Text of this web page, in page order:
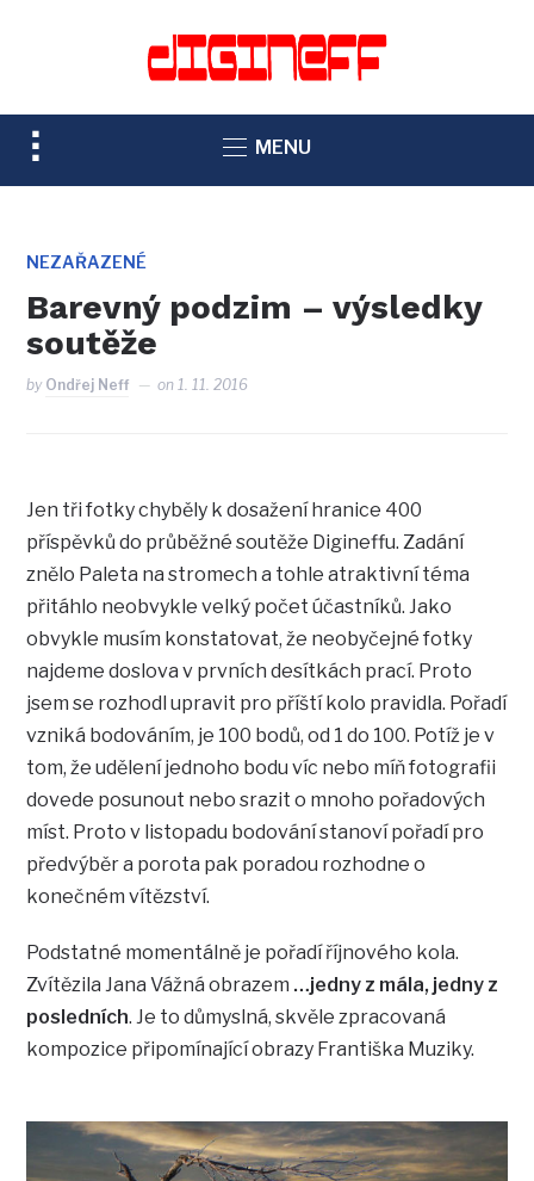
TOGGLE
SIDEBAR
NAVIGATION
MENU
NEZAŘAZENÉ
Barevný podzim – výsledky
soutěže
by Ondřej Neff on1. 11. 2016
Jen tři fotky chyběly k dosažení hranice 400
příspěvků do průběžné soutěže Digineffu. Zadání
znělo Paleta na stromech a tohle atraktivní téma
přitáhlo neobvykle velký počet účastníků. Jako
obvykle musím konstatovat, že neobyčejné fotky
najdeme doslova v prvních desítkách prací. Proto
jsem se rozhodl upravit pro příští kolo pravidla. Pořadí
vzniká bodováním, je 100 bodů, od 1 do 100. Potíž je v
tom, že udělení jednoho bodu víc nebo míň fotografii
dovede posunout nebo srazit o mnoho pořadových
míst. Proto v listopadu bodování stanoví pořadí pro
předvýběr a porota pak poradou rozhodne o
konečném vítězství.
Podstatné momentálně je pořadí říjnového kola.
Zvítězila Jana Vážná obrazem …jedny z mála, jedny z
posledních. Je to důmyslná, skvěle zpracovaná
kompozice připomínající obrazy Františka Muziky.